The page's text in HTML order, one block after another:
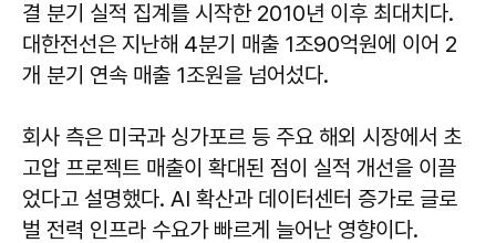
결 분기 실적 집계를 시작한 2010년 이후 최대치다.
대한전선은 지난해 4분기 매출 1조90억원에 이어 2
개 분기 연속 매출 1조원을 넘어섰다.
회사 측은 미국과 싱가포르 등 주요 해외 시장에서 초
고압 프로젝트 매출이 확대된 점이 실적 개선을 이끌
었다고 설명했다. AI 확산과 데이터센터 증가로 글로
벌 전력 인프라 수요가 빠르게 늘어난 영향이다.